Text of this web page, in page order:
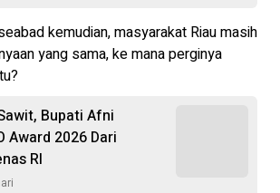
kemudian, masyarakat Riau masih
yang sama, ke mana perginya
Bupati Afni
Award 2026 Dari
RI